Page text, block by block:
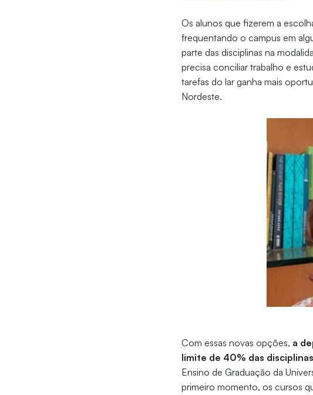
Os alunos que fizerem a
frequentando o campus em
parte das disciplinas na
precisa conciliar trabalho e
tarefas do lar ganha mais
Nordeste.
Com essas novas opções, a
limite de 40% das
Ensino de Graduação da
primeiro momento, os cursos